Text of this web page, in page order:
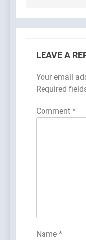
LEAVE A
Your email
Required
Comment *
Name *